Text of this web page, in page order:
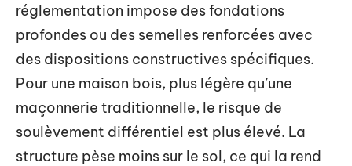
réglementation impose des fondations
profondes ou des semelles renforcées avec
des dispositions constructives spécifiques.
Pour une maison bois, plus légère qu’une
maçonnerie traditionnelle, le risque de
soulèvement différentiel est plus élevé. La
structure pèse moins sur le sol, ce qui la rend